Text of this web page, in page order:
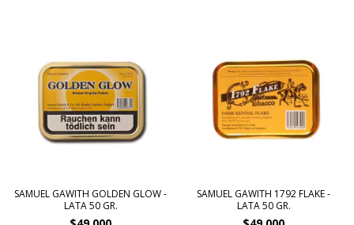
SAMUEL GAWITH GOLDEN GLOW -
LATA 50 GR.
SAMUEL GAWITH 1792 FLAKE -
LATA 50 GR.